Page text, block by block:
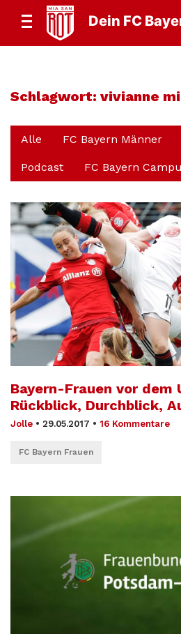
Dein FC
Schlagwort: vivianne
Alle FC Bayern Männer
Podcast FC Bayern
Bayern-Frauen vor dem
Rückblick, Durchblick,
Jolle • 29.05.2017 • 16 Kommentare
FC Bayern Frauen